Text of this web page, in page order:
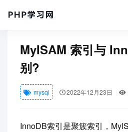
PHP学习网 MyISAM 索引
MyISAM 索引与
别?
mysql 2022年12月23日
InnoDB索引是聚簇索引，